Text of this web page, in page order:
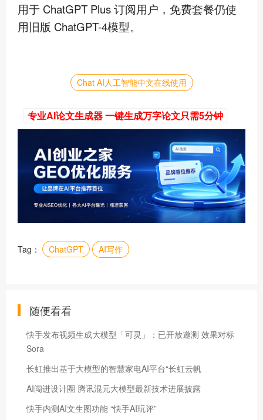
用于 ChatGPT Plus 订阅用户，免费套餐仍使
用旧版 ChatGPT-4模型。
Chat AI人工智能中文在线使用
专业AI论文生成器 一键生成万字论文只需5分钟
Tag： ChatGPT AI写作
随便看看
快手发布视频生成大模型「可灵」：已开放邀测 效果对标
Sora
长虹推出基于大模型的智慧家电AI平台“长虹云帆
AI闯进设计圈 腾讯混元大模型最新技术进展披露
快手内测AI文生图功能 “快手AI玩评”